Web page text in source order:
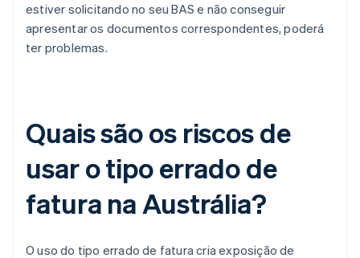
estiver solicitando no seu BAS e não conseguir
apresentar os documentos correspondentes, poderá
ter problemas.
Quais são os riscos de
usar o tipo errado de
fatura na Austrália?
O uso do tipo errado de fatura cria exposição de